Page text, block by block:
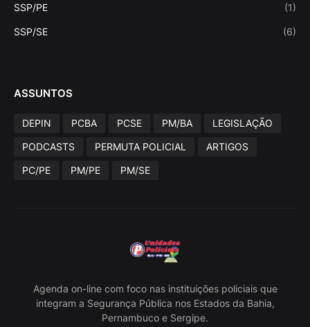
SSP/PE (1)
SSP/SE (6)
ASSUNTOS
DEPIN PCBA PCSE PM/BA
LEGISLAÇÃO
PODCASTS
PERMUTA POLICIAL
ARTIGOS
PC/PE
PM/PE PM/SE
Agenda on-line com foco nas instituições policiais que
integram a Segurança Pública nos Estados da Bahia,
Pernambuco e Sergipe.